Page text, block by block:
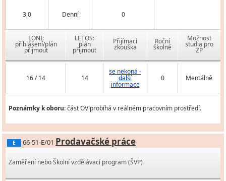
3,0 Denní 0
LONI:
přihlášení/plán
přijmout
LETOS:
plán
přijmout
Přijímací
zkouška
Roční
školné
Možnost
studia pro
ZP
16 / 14 14
se nekoná -
další
informace
0 Mentálně
Poznámky k oboru:část OV probíhá v reálném pracovním prostředí.
E 66-51-E/01 Prodavačské práce
Zaměření nebo Školní vzdělávací program (ŠVP)